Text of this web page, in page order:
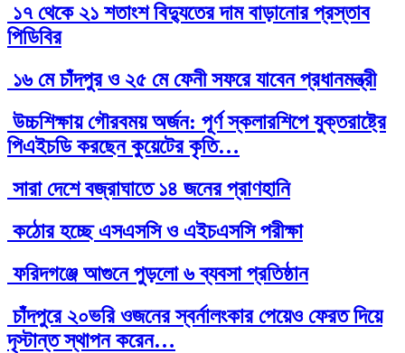
১৭ থেকে ২১ শতাংশ বিদ্যুতের দাম বাড়ানোর প্রস্তাব
পিডিবির
১৬ মে চাঁদপুর ও ২৫ মে ফেনী সফরে যাবেন প্রধানমন্ত্রী
উচ্চশিক্ষায় গৌরবময় অর্জন: পূর্ণ স্কলারশিপে যুক্তরাষ্ট্রে
পিএইচডি করছেন কুয়েটের কৃতি…
সারা দেশে বজ্রাঘাতে ১৪ জনের প্রাণহানি
কঠোর হচ্ছে এসএসসি ও এইচএসসি পরীক্ষা
ফরিদগঞ্জে আগুনে পুড়লো ৬ ব্যবসা প্রতিষ্ঠান
চাঁদপুরে ২০ভরি ওজনের স্বর্নালংকার পেয়েও ফেরত দিয়ে
দৃস্টান্ত স্থাপন করেন…